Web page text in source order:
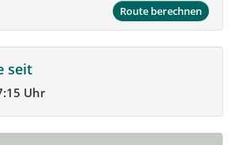
Route berechnen
seit
Uhr